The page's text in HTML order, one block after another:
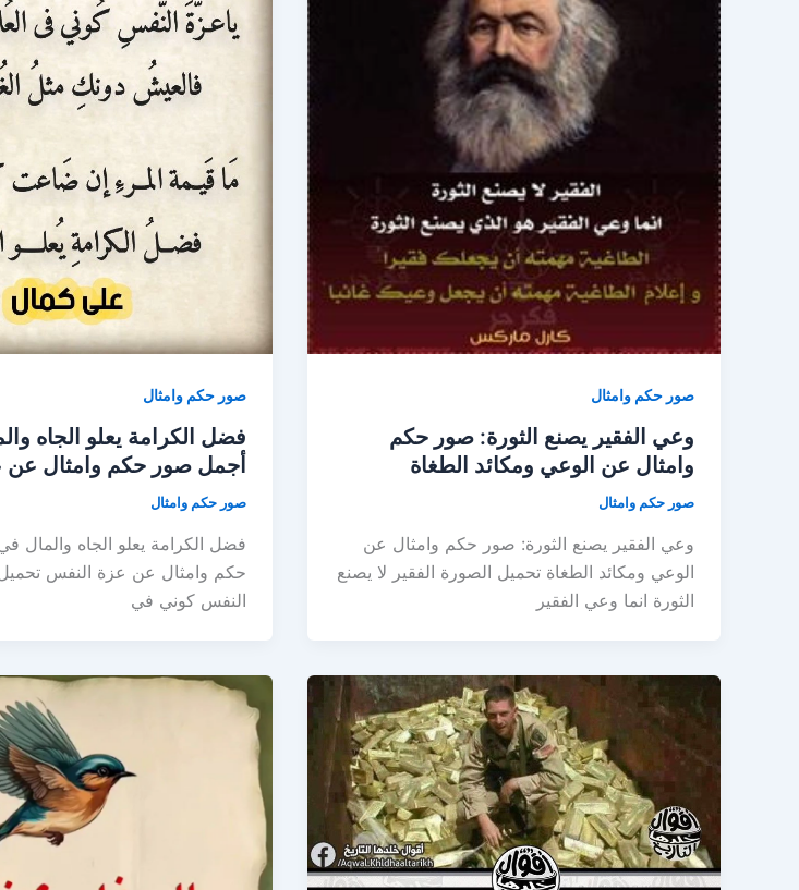
صور حكم وامثال
وعي الفقير يصنع الثورة: صور حكم
وامثال عن الوعي ومكائد الطغاة
صور حكم وامثال
وعي الفقير يصنع الثورة: صور حكم وامثال عن
الوعي ومكائد الطغاة تحميل الصورة الفقير لا يصنع
الثورة انما وعي الفقير
صور حكم وامثال
فضل الكرامة يعلو الجاه
أجمل صور حكم وامثال عن
صور حكم وامثال
فضل الكرامة يعلو الجاه والمال
حكم وامثال عن عزة النفس
النفس كوني في